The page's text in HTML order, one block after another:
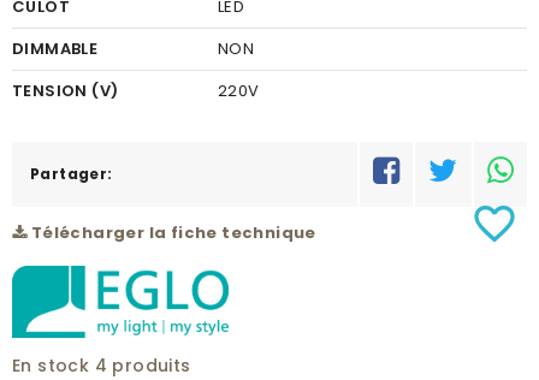
CULOT
LED
DIMMABLE
NON
TENSION (V)
220V
FINITION
COULEUR DU MATÉRIEL
BLANC
PUISSANCE (W)
Partager:
Télécharger la fiche technique
En stock 4 produits
favorite_border